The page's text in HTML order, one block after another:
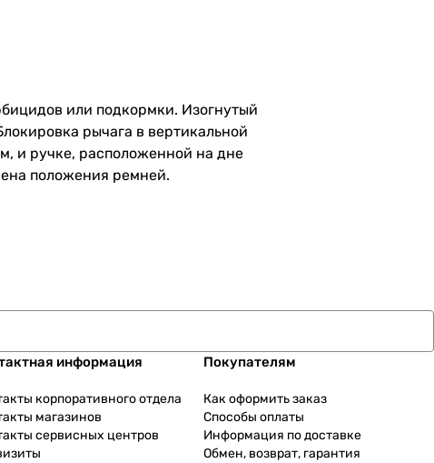
или подкормки. Изогнутый
рычага в вертикальной
и ручке, расположенной на дне
положения ремней.
информация
корпоративного отдела
магазинов
сервисных центров
Покупателям
Как оформить заказ
Способы оплаты
Информация по доставке
Обмен, возврат, гарантия